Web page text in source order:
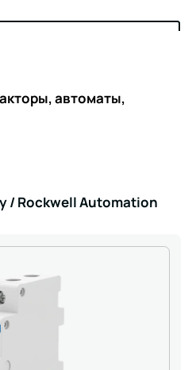
автоматы,
/ Rockwell Automation